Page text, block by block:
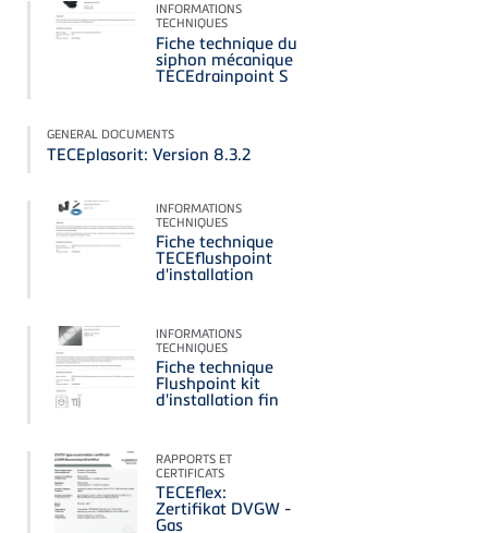
INFORMATIONS
TECHNIQUES
Fiche technique du
siphon mécanique
TECEdrainpoint S
GENERAL DOCUMENTS
TECEplasorit: Version 8.3.2
INFORMATIONS
TECHNIQUES
Fiche technique
TECEflushpoint
d'installation
INFORMATIONS
TECHNIQUES
Fiche technique
Flushpoint kit
d'installation fin
RAPPORTS ET
CERTIFICATS
TECEflex:
Zertifikat DVGW -
Gas